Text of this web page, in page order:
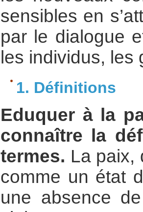
sensibles en
par le dialogue
les individus, les
1. Définitions
Eduquer à la
connaître la
termes. La
comme un état
une absence